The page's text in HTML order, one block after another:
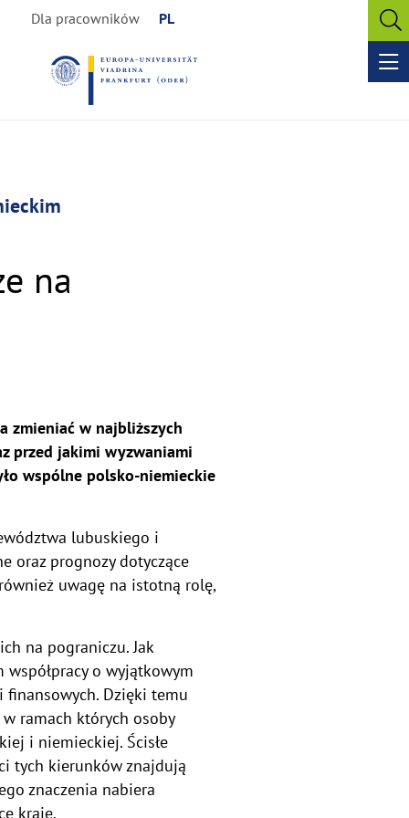
Dla pracowników PL
na
zmieniać w najbliższych
przed jakimi wyzwaniami
wspólne polsko-niemieckie
lubuskiego i
oraz prognozy dotyczące
uwagę na istotną rolę,
na pograniczu. Jak
o wyjątkowym
finansowych. Dzięki temu
ramach których osoby
i niemieckiej. Ścisłe
tych kierunków znajdują
znaczenia nabiera
kraje.